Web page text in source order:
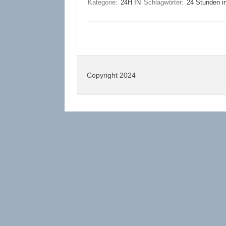
Kategorie: 24H IN Schlagwörter: 24 Stunden
Copyright 2024